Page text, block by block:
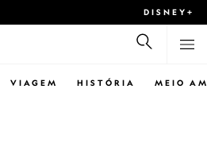
DISNEY+
VIAGEM HISTÓRIA MEIO